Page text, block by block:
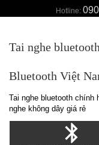
Hotline:
Tai nghe
Bluetooth Việt
Tai nghe bluetooth chính
nghe không dây giá rẻ